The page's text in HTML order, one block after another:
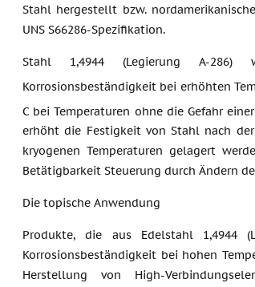
Stahl hergestellt bzw.
UNS S66286-Spezifikation.
Stahl 1,4944 (Legierung A-
Korrosionsbeständigkeit bei erhöhten
C bei Temperaturen ohne die Gefahr
erhöht die Festigkeit von Stahl nach
kryogenen Temperaturen gelagert
Betätigbarkeit Steuerung durch Ändern
Die topische Anwendung
Produkte, die aus Edelstahl 1,4944
Korrosionsbeständigkeit bei hohen
Herstellung von High-